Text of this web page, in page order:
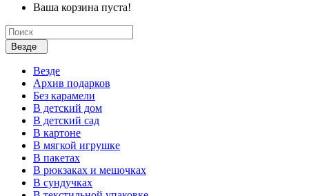
Ваша корзина пуста!
Везде
Везде
Архив подарков
Без карамели
В детский дом
В детский сад
В картоне
В мягкой игрушке
В пакетах
В рюкзаках и мешочках
В сундучках